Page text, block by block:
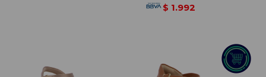
$ 1.992